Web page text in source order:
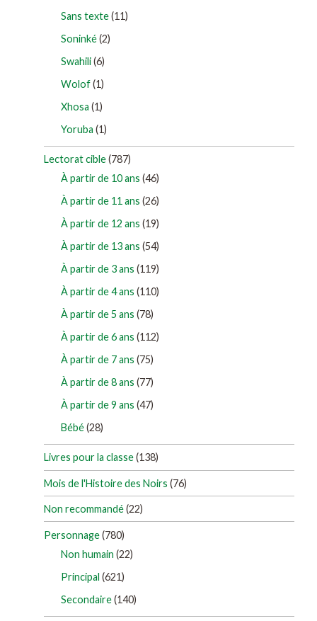
Sans texte(11)
Soninké(2)
Swahili(6)
Wolof(1)
Xhosa (1)
Yoruba (1)
Lectorat cible(787)
À partir de 10 ans (46)
À partir de 11 ans (26)
À partir de 12 ans (19)
À partir de 13 ans (54)
À partir de 3 ans (119)
À partir de 4 ans (110)
À partir de 5 ans (78)
À partir de 6 ans (112)
À partir de 7 ans (75)
À partir de 8 ans (77)
À partir de 9 ans (47)
Bébé(28)
Livres pour la classe(138)
Mois de l'Histoire des Noirs (76)
Non recommandé(22)
Personnage(780)
Non humain (22)
Principal (621)
Secondaire(140)